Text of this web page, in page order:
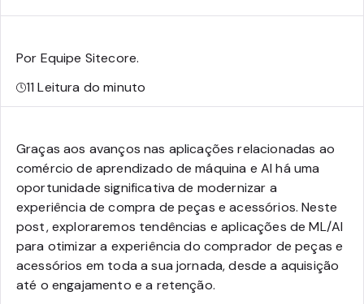
Por Equipe Sitecore.
11Leitura do minuto
Graças aos avanços nas aplicações relacionadas ao
comércio de aprendizado de máquina e AI há uma
oportunidade significativa de modernizar a
experiência de compra de peças e acessórios. Neste
post, exploraremos tendências e aplicações de ML/AI
para otimizar a experiência do comprador de peças e
acessórios em toda a sua jornada, desde a aquisição
até o engajamento e a retenção.